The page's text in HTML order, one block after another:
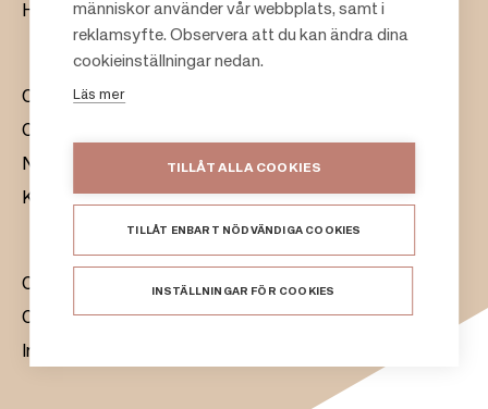
o
t
Hållbarhet
Om oss
Citylife
Nyhetsrum
Kontakt
Citycon Group
Cookie Policy
Integritetsmeddelande
människor använder vår webbplats, samt i
reklamsyfte. Observera att du kan ändra dina
cookieinställningar nedan.
Läs mer
TILLÅT ALLA COOKIES
TILLÅT ENBART NÖDVÄNDIGA COOKIES
INSTÄLLNINGAR FÖR COOKIES